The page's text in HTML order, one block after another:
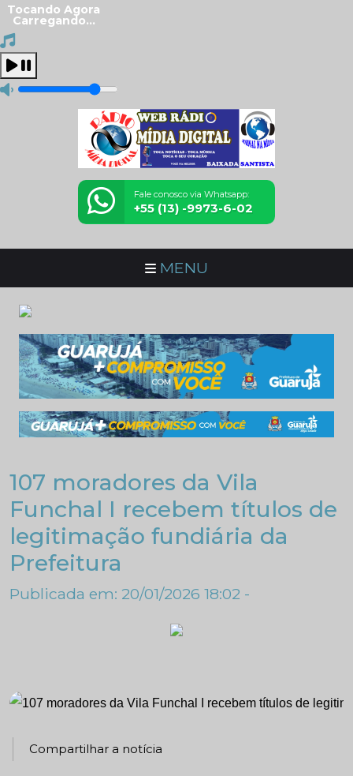
Tocando Agora
Carregando...
Fale conosco via Whatsapp:
+55 (13) -9973-6-02
MENU
107 moradores da Vila
Funchal I recebem títulos de
legitimação fundiária da
Prefeitura
Publicada em: 20/01/2026 18:02 -
Compartilhar a notícia